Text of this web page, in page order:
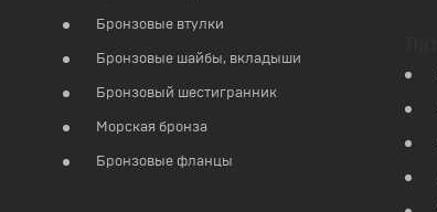
Бронзовые втулки
Бронзовые шайбы, вкладыши
Бронзовый шестигранник
Морская бронза
Бронзовые фланцы